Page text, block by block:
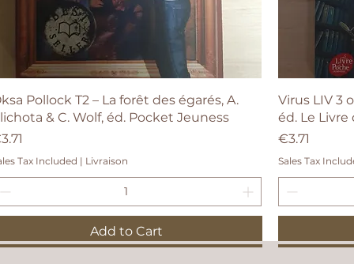
Quick View
Pollock T2 – La forêt des égarés, A.
& C. Wolf, éd. Pocket Jeuness
Tax Included | Livraison
Add to Cart
Virus LIV 3
éd. Le Livre
Price
€3.71
Sales Tax